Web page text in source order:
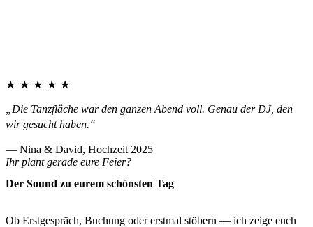
★★★★★
„Die Tanzfläche war den ganzen Abend voll. Genau der DJ, den
wir gesucht haben.“
— Nina & David, Hochzeit 2025
Ihr plant gerade eure Feier?
Der Sound zu eurem schönsten Tag
Ob Erstgespräch, Buchung oder erstmal stöbern — ich zeige euch